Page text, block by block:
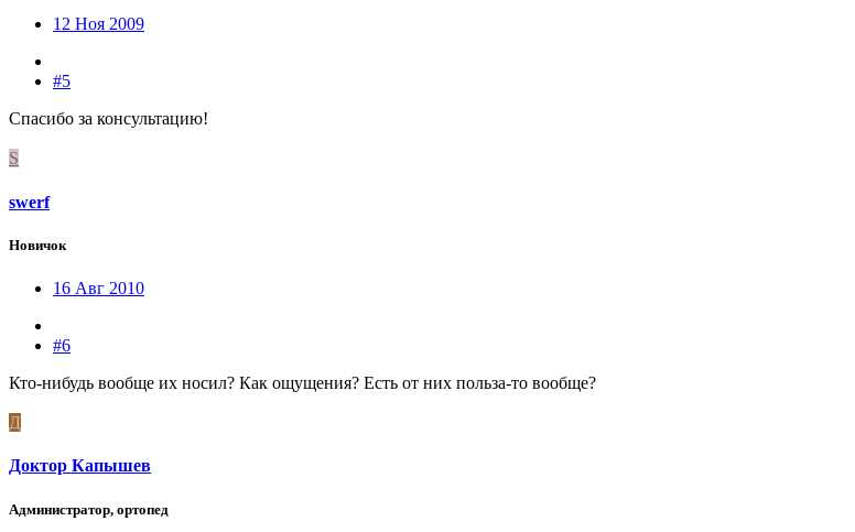
12 Ноя 2009
#5
Спасибо за консультацию!
S
swerf
Новичок
16 Авг 2010
#6
Кто-нибудь вообще их носил? Как ощущения? Есть от них польза-то вообще?
Д
Доктор Капышев
Администратор, ортопед